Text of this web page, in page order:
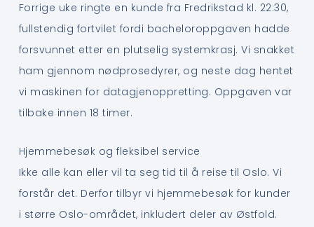
Forrige uke ringte en kunde fra Fredrikstad kl. 22:30,
fullstendig fortvilet fordi bacheloroppgaven hadde
forsvunnet etter en plutselig systemkrasj. Vi snakket
ham gjennom nødprosedyrer, og neste dag hentet
vi maskinen for datagjenoppretting. Oppgaven var
tilbake innen 18 timer.
Hjemmebesøk og fleksibel service
Ikke alle kan eller vil ta seg tid til å reise til Oslo. Vi
forstår det. Derfor tilbyr vi hjemmebesøk for kunder
i større Oslo-området, inkludert deler av Østfold.